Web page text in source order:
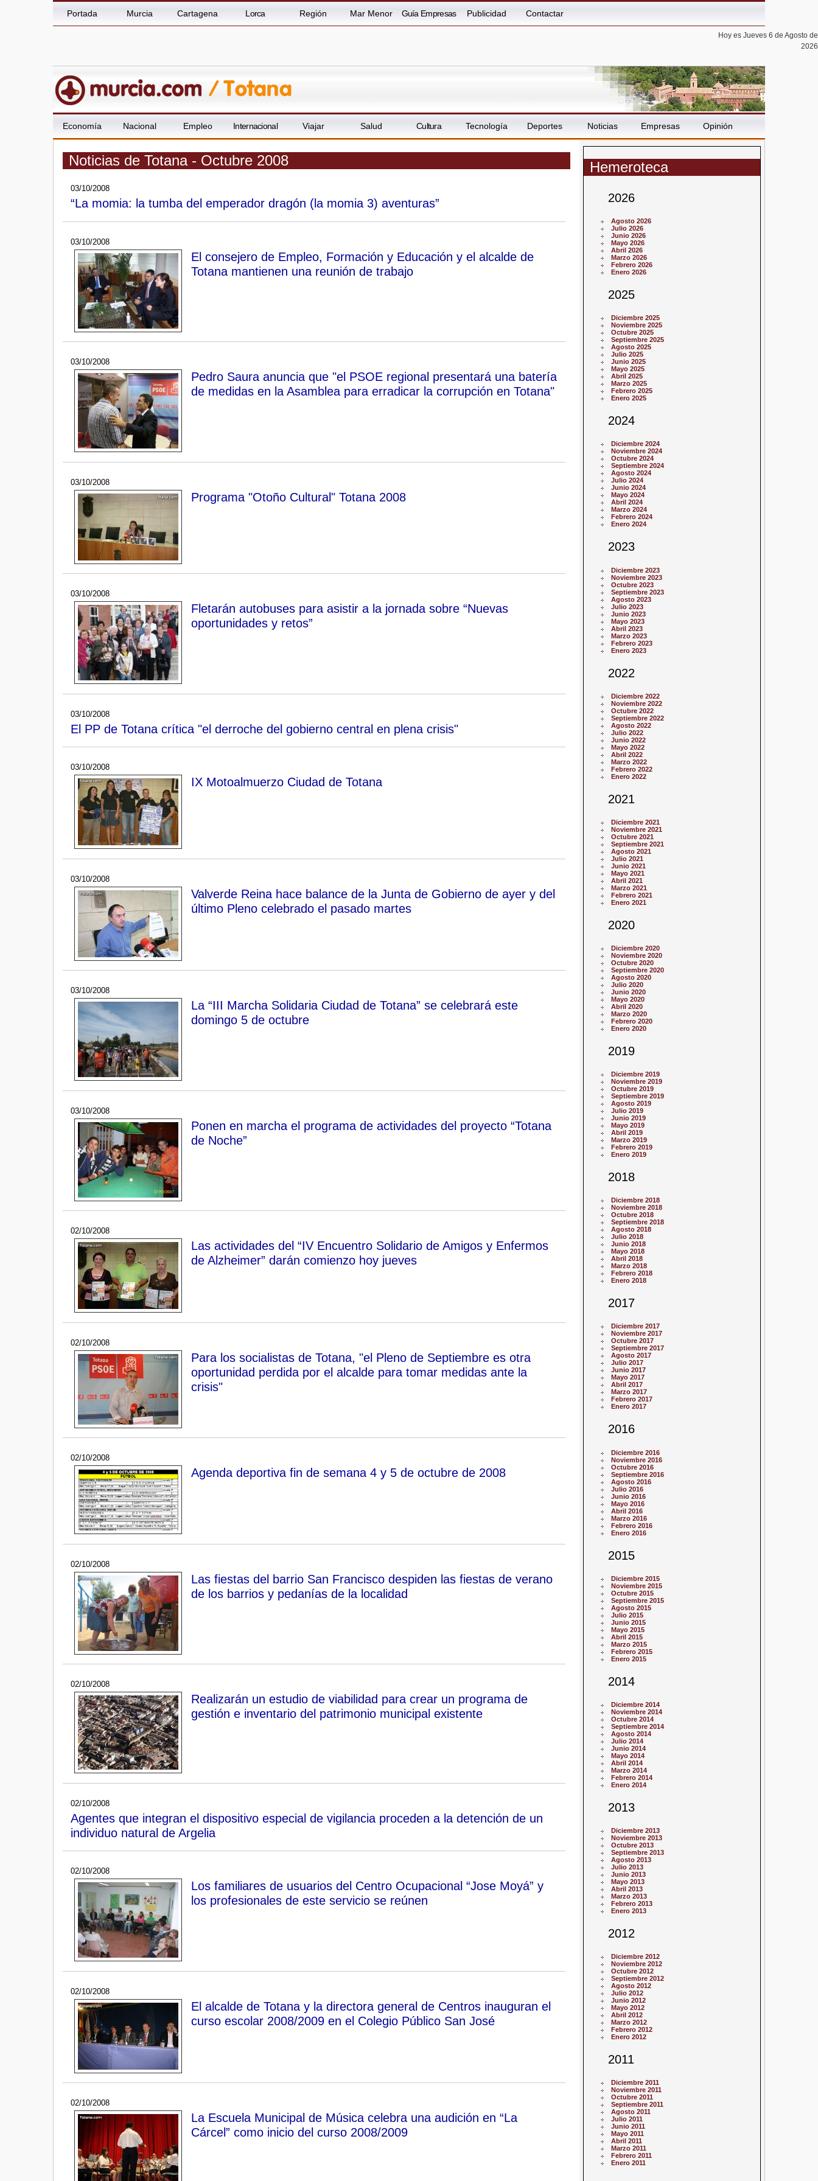
Portada Murcia Cartagena Lorca Región Mar Menor Guía Empresas Publicidad Contactar
Hoy es Jueves 6 de Agosto de
2026
Economía Nacional Empleo Internacional Viajar Salud Cultura Tecnología Deportes Noticias Empresas Opinión
Noticias de Totana - Octubre 2008
03/10/2008
“La momia: la tumba del emperador dragón (la momia 3) aventuras”
03/10/2008
El consejero de Empleo, Formación y Educación y el alcalde de
Totana mantienen una reunión de trabajo
03/10/2008
Pedro Saura anuncia que "el PSOE regional presentará una batería
de medidas en la Asamblea para erradicar la corrupción en Totana"
03/10/2008
Programa "Otoño Cultural" Totana 2008
03/10/2008
Fletarán autobuses para asistir a la jornada sobre “Nuevas
oportunidades y retos”
03/10/2008
El PP de Totana crítica "el derroche del gobierno central en plena crisis"
03/10/2008
IX Motoalmuerzo Ciudad de Totana
03/10/2008
Valverde Reina hace balance de la Junta de Gobierno de ayer y del
último Pleno celebrado el pasado martes
03/10/2008
La “III Marcha Solidaria Ciudad de Totana” se celebrará este
domingo 5 de octubre
03/10/2008
Ponen en marcha el programa de actividades del proyecto “Totana
de Noche”
02/10/2008
Las actividades del “IV Encuentro Solidario de Amigos y Enfermos
de Alzheimer” darán comienzo hoy jueves
02/10/2008
Para los socialistas de Totana, "el Pleno de Septiembre es otra
oportunidad perdida por el alcalde para tomar medidas ante la
crisis"
02/10/2008
Agenda deportiva fin de semana 4 y 5 de octubre de 2008
02/10/2008
Las fiestas del barrio San Francisco despiden las fiestas de verano
de los barrios y pedanías de la localidad
02/10/2008
Realizarán un estudio de viabilidad para crear un programa de
gestión e inventario del patrimonio municipal existente
02/10/2008
Agentes que integran el dispositivo especial de vigilancia proceden a la detención de un
individuo natural de Argelia
02/10/2008
Los familiares de usuarios del Centro Ocupacional “Jose Moyá” y
los profesionales de este servicio se reúnen
02/10/2008
El alcalde de Totana y la directora general de Centros inauguran el
curso escolar 2008/2009 en el Colegio Público San José
02/10/2008
La Escuela Municipal de Música celebra una audición en “La
Cárcel” como inicio del curso 2008/2009
Hemeroteca
2026
Agosto 2026
Julio 2026
Junio 2026
Mayo 2026
Abril 2026
Marzo 2026
Febrero 2026
Enero 2026
2025
Diciembre 2025
Noviembre 2025
Octubre 2025
Septiembre 2025
Agosto 2025
Julio 2025
Junio 2025
Mayo 2025
Abril 2025
Marzo 2025
Febrero 2025
Enero 2025
2024
Diciembre 2024
Noviembre 2024
Octubre 2024
Septiembre 2024
Agosto 2024
Julio 2024
Junio 2024
Mayo 2024
Abril 2024
Marzo 2024
Febrero 2024
Enero 2024
2023
Diciembre 2023
Noviembre 2023
Octubre 2023
Septiembre 2023
Agosto 2023
Julio 2023
Junio 2023
Mayo 2023
Abril 2023
Marzo 2023
Febrero 2023
Enero 2023
2022
Diciembre 2022
Noviembre 2022
Octubre 2022
Septiembre 2022
Agosto 2022
Julio 2022
Junio 2022
Mayo 2022
Abril 2022
Marzo 2022
Febrero 2022
Enero 2022
2021
Diciembre 2021
Noviembre 2021
Octubre 2021
Septiembre 2021
Agosto 2021
Julio 2021
Junio 2021
Mayo 2021
Abril 2021
Marzo 2021
Febrero 2021
Enero 2021
2020
Diciembre 2020
Noviembre 2020
Octubre 2020
Septiembre 2020
Agosto 2020
Julio 2020
Junio 2020
Mayo 2020
Abril 2020
Marzo 2020
Febrero 2020
Enero 2020
2019
Diciembre 2019
Noviembre 2019
Octubre 2019
Septiembre 2019
Agosto 2019
Julio 2019
Junio 2019
Mayo 2019
Abril 2019
Marzo 2019
Febrero 2019
Enero 2019
2018
Diciembre 2018
Noviembre 2018
Octubre 2018
Septiembre 2018
Agosto 2018
Julio 2018
Junio 2018
Mayo 2018
Abril 2018
Marzo 2018
Febrero 2018
Enero 2018
2017
Diciembre 2017
Noviembre 2017
Octubre 2017
Septiembre 2017
Agosto 2017
Julio 2017
Junio 2017
Mayo 2017
Abril 2017
Marzo 2017
Febrero 2017
Enero 2017
2016
Diciembre 2016
Noviembre 2016
Octubre 2016
Septiembre 2016
Agosto 2016
Julio 2016
Junio 2016
Mayo 2016
Abril 2016
Marzo 2016
Febrero 2016
Enero 2016
2015
Diciembre 2015
Noviembre 2015
Octubre 2015
Septiembre 2015
Agosto 2015
Julio 2015
Junio 2015
Mayo 2015
Abril 2015
Marzo 2015
Febrero 2015
Enero 2015
2014
Diciembre 2014
Noviembre 2014
Octubre 2014
Septiembre 2014
Agosto 2014
Julio 2014
Junio 2014
Mayo 2014
Abril 2014
Marzo 2014
Febrero 2014
Enero 2014
2013
Diciembre 2013
Noviembre 2013
Octubre 2013
Septiembre 2013
Agosto 2013
Julio 2013
Junio 2013
Mayo 2013
Abril 2013
Marzo 2013
Febrero 2013
Enero 2013
2012
Diciembre 2012
Noviembre 2012
Octubre 2012
Septiembre 2012
Agosto 2012
Julio 2012
Junio 2012
Mayo 2012
Abril 2012
Marzo 2012
Febrero 2012
Enero 2012
2011
Diciembre 2011
Noviembre 2011
Octubre 2011
Septiembre 2011
Agosto 2011
Julio 2011
Junio 2011
Mayo 2011
Abril 2011
Marzo 2011
Febrero 2011
Enero 2011